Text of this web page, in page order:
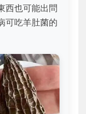
西也可能出問
可吃羊肚菌的